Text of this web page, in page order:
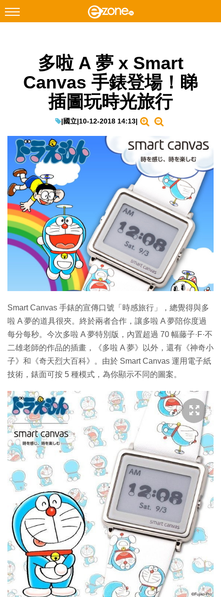
Facebook Instagram
科技焦點
教學評測
EduTech
IT Times
生成式AI與雲端應用
Enterprise Digital Transformation
特集
多啦 A 夢 x Smart
Canvas 手錶登場！睇
插圖玩時光旅行
|國立|10-12-2018 14:13|
Smart Canvas 手錶的宣傳口號「時感旅行」，總覺得與多
啦 A 夢的道具很夾。終於兩者合作，讓多啦 A 夢陪你度過
每分每秒。今次多啦 A 夢特別版，內置超過 70 幅藤子·F·不
二雄老師的作品的插畫，《多啦 A 夢》以外，還有《神奇小
子》和《奇天烈大百科》。由於 Smart Canvas 運用電子紙
技術，錶面可按 5 種模式，為你顯示不同的圖案。